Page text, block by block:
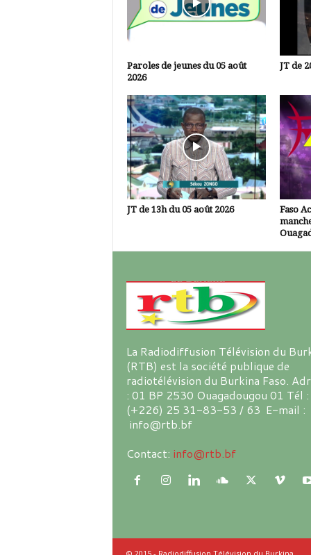
Paroles de jeunes du 05 août
2026
JT de
JT de 13h du 05 août 2026
Faso
La Radiodiffusion Télévision du
(RTB) est la société publique de
radiotélévision du Burkina Faso.
: 01 BP 2530 Ouagadougou 01 Tél :
(+226) 25 31-83-53 / 63 E-mail :
info@rtb.bf
Contact: info@rtb.bf